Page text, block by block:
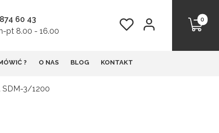
60 43
pt 8.00 - 16.00
UlubioneZaloguj się Koszyk
? O NAS BLOG KONTAKT
SDM-3/1200